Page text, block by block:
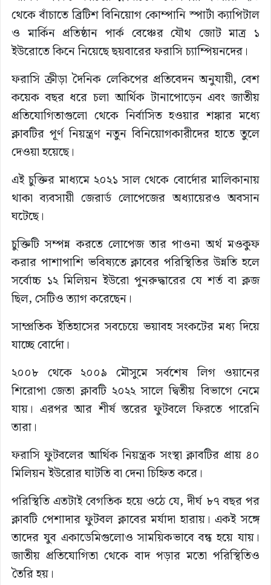
থেকে বাঁচাতে ব্রিটিশ বিনিয়োগ কোম্পানি স্পার্টা ক্যাপিটাল
ও মার্কিন প্রতিষ্ঠান পার্ক বেঞ্চের যৌথ জোট মাত্র ১
ইউরোতে কিনে নিয়েছে ছয়বারের ফরাসি চ্যাম্পিয়নদের।
ফরাসি ক্রীড়া দৈনিক লেকিপের প্রতিবেদন অনুযায়ী, বেশ
কয়েক বছর ধরে চলা আর্থিক টানাপোড়েন এবং জাতীয়
প্রতিযোগিতাগুলো থেকে নির্বাসিত হওয়ার শঙ্কার মধ্যে
ক্লাবটির পূর্ণ নিয়ন্ত্রণ নতুন বিনিয়োগকারীদের হাতে তুলে
দেওয়া হয়েছে।
এই চুক্তির মাধ্যমে ২০২১ সাল থেকে বোর্দোর মালিকানায়
থাকা ব্যবসায়ী জেরার্ড লোপেজের অধ্যায়েরও অবসান
ঘটেছে।
চুক্তিটি সম্পন্ন করতে লোপেজ তার পাওনা অর্থ মওকুফ
করার পাশাপাশি ভবিষ্যতে ক্লাবের পরিস্থিতির উন্নতি হলে
সর্বোচ্চ ১২ মিলিয়ন ইউরো পুনরুদ্ধারের যে শর্ত বা ক্লজ
ছিল, সেটিও ত্যাগ করেছেন।
সাম্প্রতিক ইতিহাসের সবচেয়ে ভয়াবহ সংকটের মধ্য দিয়ে
যাচ্ছে বোর্দো।
২০০৮ থেকে ২০০৯ মৌসুমে সর্বশেষ লিগ ওয়ানের
শিরোপা জেতা ক্লাবটি ২০২২ সালে দ্বিতীয় বিভাগে নেমে
যায়। এরপর আর শীর্ষ স্তরের ফুটবলে ফিরতে পারেনি
তারা।
ফরাসি ফুটবলের আর্থিক নিয়ন্ত্রক সংস্থা ক্লাবটির প্রায় ৪০
মিলিয়ন ইউরোর ঘাটতি বা দেনা চিহ্নিত করে।
পরিস্থিতি এতটাই বেগতিক হয়ে ওঠে যে, দীর্ঘ ৮৭ বছর পর
ক্লাবটি পেশাদার ফুটবল ক্লাবের মর্যাদা হারায়। একই সঙ্গে
তাদের যুব একাডেমিগুলোও সাময়িকভাবে বন্ধ হয়ে যায়।
জাতীয় প্রতিযোগিতা থেকে বাদ পড়ার মতো পরিস্থিতিও
তৈরি হয়।